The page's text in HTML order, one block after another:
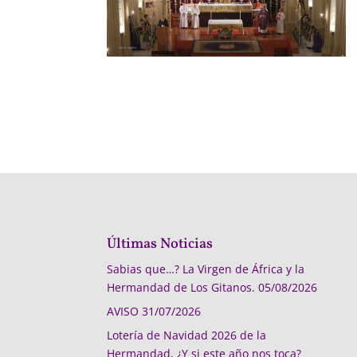
Últimas Noticias
Sabias que…? La Virgen de África y la
Hermandad de Los Gitanos. 05/08/2026
AVISO 31/07/2026
Lotería de Navidad 2026 de la
Hermandad, ¿Y si este año nos toca?